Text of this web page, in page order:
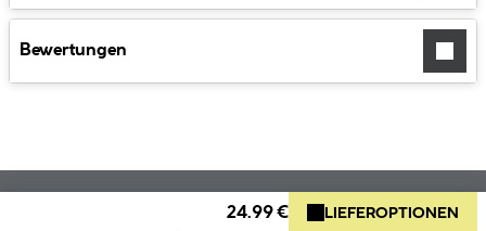
Bewertungen
24.99 € LIEFEROPTIONEN